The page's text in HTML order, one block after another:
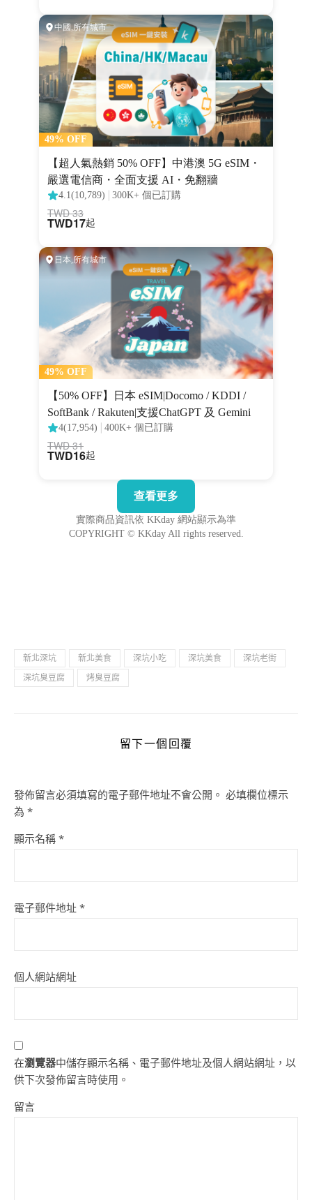
新北深坑 新北美食 深坑小吃 深坑美食
深坑老街
深坑臭豆腐
烤臭豆腐
留下一個回覆
發佈留言必須填寫的電子郵件地址不會公開。 必填欄位標示
為 *
顯示名稱 *
電子郵件地址 *
個人網站網址
在瀏覽器中儲存顯示名稱、電子郵件地址及個人網站網址，以
供下次發佈留言時使用。
留言